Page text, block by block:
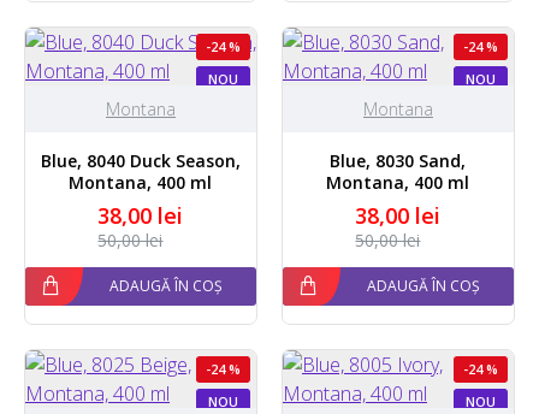
NOU
-24 %
Montana
Blue, 8040 Duck Season,
Montana, 400 ml
38,00 lei
50,00 lei
ADAUGĂ ÎN COȘ
NOU
-24 %
Montana
Blue, 8030 Sand,
Montana, 400 ml
38,00 lei
50,00 lei
ADAUGĂ ÎN COȘ
NOU
-24 %
NOU
-24 %